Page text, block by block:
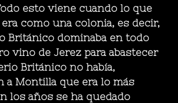
esto viene cuando lo que
como una colonia, es decir,
Británico dominaba en todo
vino de Jerez para abastecer
Británico no había,
a Montilla que era lo más
los años se ha quedado